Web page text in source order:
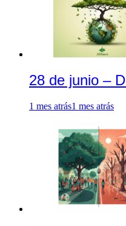
28 de junio –
1 mes atrás1 mes atrás